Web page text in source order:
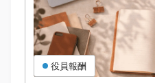
役員報酬